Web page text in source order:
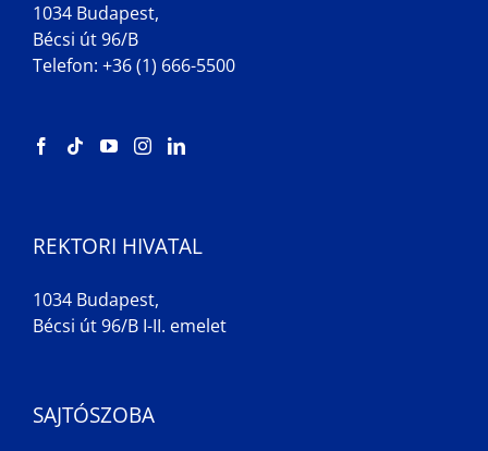
1034 Budapest,
Bécsi út 96/B
Telefon: +36 (1) 666-5500
REKTORI HIVATAL
1034 Budapest,
Bécsi út 96/B I-II. emelet
SAJTÓSZOBA